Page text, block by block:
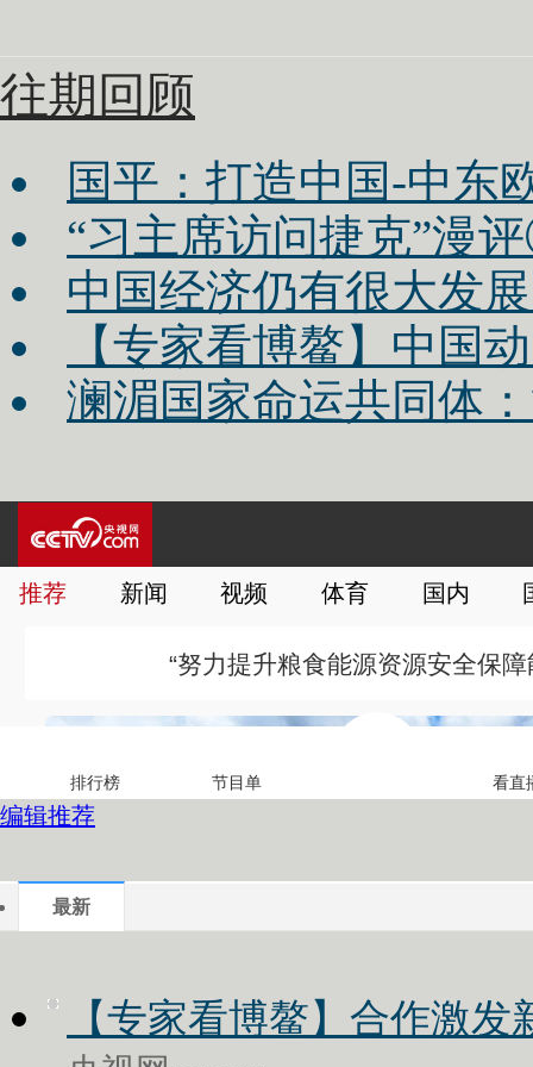
往期回顾
国平：打造中国-中东
“习主席访问捷克”漫
中国经济仍有很大发
【专家看博鳌】中国
澜湄国家命运共同体
编辑推荐
最新
【专家看博鳌】合作激